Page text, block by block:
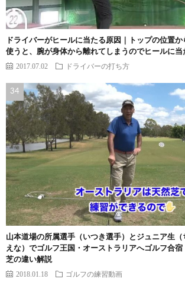
ドライバーがヒールに当たる原因｜トップの位置
使うと、腕が身体から離れてしまうのでヒールに当
2017.07.02 ドライバーの打ち方
山本道場の所属選手（いつき選手）とジュニア生
えな）でゴルフ王国・オーストラリアへゴルフ合宿
芝の違い解説
2018.01.18 ゴルフの練習動画